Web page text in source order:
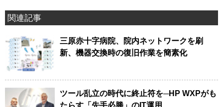
関連記事
三原赤十字病院、院内ネットワークを刷
新、機器交換時の復旧作業を簡素化
ツール乱立の時代に終止符を─HP WXPがも
たらす「先手必勝」のIT運用